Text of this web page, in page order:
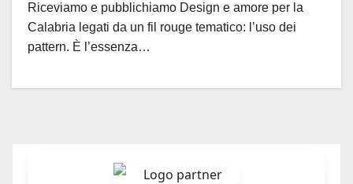
Riceviamo e pubblichiamo Design e amore per la
Calabria legati da un fil rouge tematico: l’uso dei
pattern. È l’essenza…